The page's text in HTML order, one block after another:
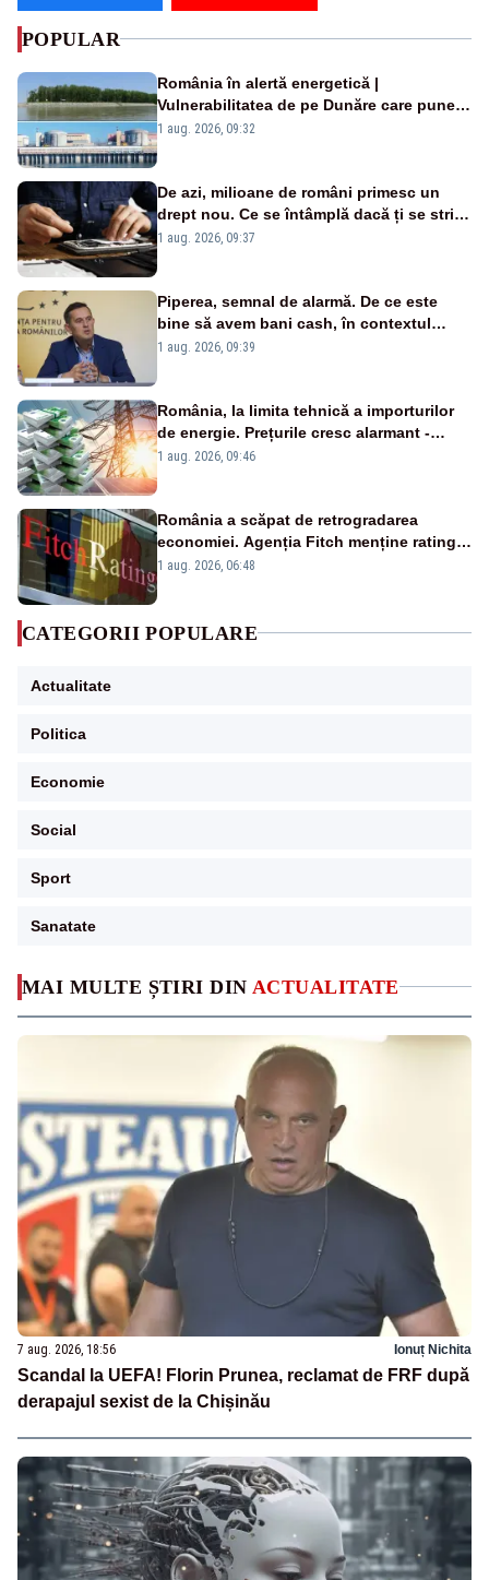
MAI MULTE ȘTIRI DIN ACTUALITATE
7 aug. 2026, 18:56 Ionuț Nichita
Scandal la UEFA! Florin Prunea, reclamat de FRF după
derapajul sexist de la Chișinău
POPULAR
România în alertă energetică |
Vulnerabilitatea de pe Dunăre care pune
în pericol Centrala Cernavodă era
1 aug. 2026, 09:32
De azi, milioane de români primesc un
drept nou. Ce se întâmplă dacă ți se strică
un produs
1 aug. 2026, 09:37
Piperea, semnal de alarmă. De ce este
bine să avem bani cash, în contextul
alertei energetice?
1 aug. 2026, 09:39
România, la limita tehnică a importurilor
de energie. Prețurile cresc alarmant -
Analiză Realitatea Plus
1 aug. 2026, 09:46
România a scăpat de retrogradarea
economiei. Agenția Fitch menține ratingul
„BBB-” cu perspectivă negativă
1 aug. 2026, 06:48
CATEGORII POPULARE
Actualitate
Politica
Economie
Social
Sport
Sanatate